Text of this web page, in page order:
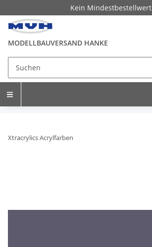
Kein Mindestbestellwert
MODELLBAUVERSAND HANKE
Xtracrylics Acrylfarben